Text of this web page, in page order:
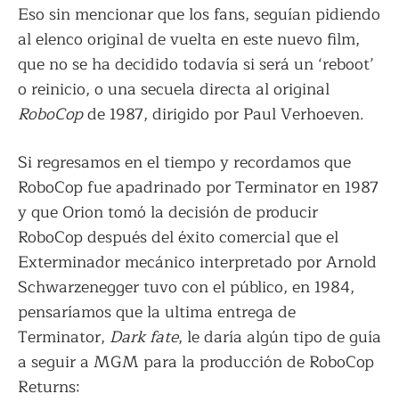
Eso sin mencionar que los fans, seguían pidiendo
al elenco original de vuelta en este nuevo film,
que no se ha decidido todavía si será un ‘reboot’
o reinicio, o una secuela directa al original
RoboCopde 1987, dirigido por Paul Verhoeven.
Si regresamos en el tiempo y recordamos que
RoboCop fue apadrinado por Terminator en 1987
y que Orion tomó la decisión de producir
RoboCop después del éxito comercial que el
Exterminador mecánico interpretado por Arnold
Schwarzenegger tuvo con el público, en 1984,
pensaríamos que la ultima entrega de
Terminator, Dark fate, le daría algún tipo de guía
a seguir a MGM para la producción de RoboCop
Returns: